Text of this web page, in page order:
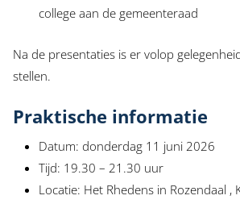
college aan de gemeenteraad
Na de presentaties is er volop
stellen.
Praktische informatie
Datum: donderdag 11 juni 2026
Tijd: 19.30 – 21.30 uur
Locatie: Het Rhedens in Rozendaal ,